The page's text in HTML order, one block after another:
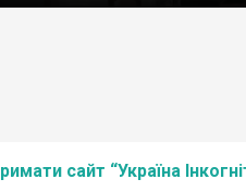
сайт “Україна